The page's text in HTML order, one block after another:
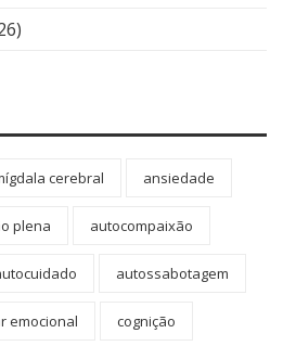
cerebral ansiedade
plena autocompaixão
autossabotagem
emocional cognição